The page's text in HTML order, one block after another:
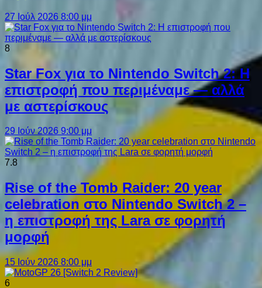
27 Ιούλ 2026 8:00 μμ
8
Star Fox για το Nintendo Switch 2: Η
επιστροφή που περιμέναμε — αλλά
με αστερίσκους
29 Ιούν 2026 9:00 μμ
7.8
Rise of the Tomb Raider: 20 year
celebration στο Nintendo Switch 2 –
η επιστροφή της Lara σε φορητή
μορφή
15 Ιούν 2026 8:00 μμ
6